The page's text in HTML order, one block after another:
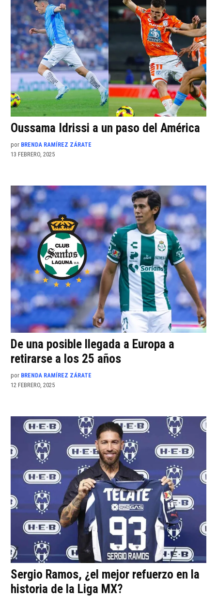
Oussama Idrissi a un paso del América
por BRENDA RAMÍREZ ZÁRATE
13 FEBRERO, 2025
De una posible llegada a Europa a
retirarse a los 25 años
por BRENDA RAMÍREZ ZÁRATE
12 FEBRERO, 2025
Sergio Ramos, ¿el mejor refuerzo en la
historia de la Liga MX?